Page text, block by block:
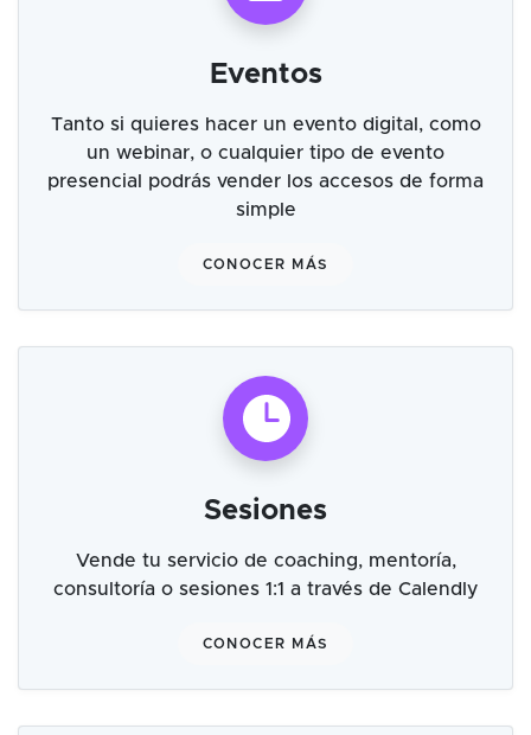
Eventos
Tanto si quieres hacer un evento digital, como
un webinar, o cualquier tipo de evento
presencial podrás vender los accesos de forma
simple
CONOCER MÁS
Sesiones
Vende tu servicio de coaching, mentoría,
consultoría o sesiones 1:1 a través de Calendly
CONOCER MÁS